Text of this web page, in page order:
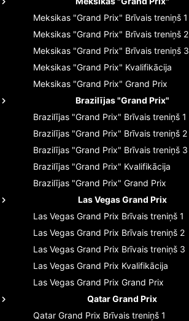
Meksikas "Grand Prix" Brīvais treniņš 1
Meksikas "Grand Prix" Brīvais treniņš 2
Meksikas "Grand Prix" Brīvais treniņš 3
Meksikas "Grand Prix" Kvalifikācija
Meksikas "Grand Prix" Grand Prix
Brazilījas "Grand Prix"
Brazilījas "Grand Prix" Brīvais treniņš 1
Brazilījas "Grand Prix" Brīvais treniņš 2
Brazilījas "Grand Prix" Brīvais treniņš 3
Brazilījas "Grand Prix" Kvalifikācija
Brazilījas "Grand Prix" Grand Prix
Las Vegas Grand Prix
Las Vegas Grand Prix Brīvais treniņš 1
Las Vegas Grand Prix Brīvais treniņš 2
Las Vegas Grand Prix Brīvais treniņš 3
Las Vegas Grand Prix Kvalifikācija
Las Vegas Grand Prix Grand Prix
Qatar Grand Prix
Qatar Grand Prix Brīvais treniņš 1